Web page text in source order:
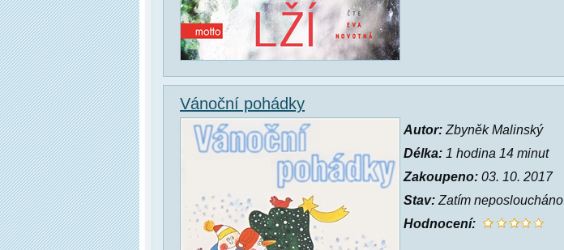
Vánoční pohádky
Autor: Zbyněk Malinský
Délka: 1 hodina 14 minut
Zakoupeno: 03. 10. 2017
Stav: Zatím neposloucháno
Hodnocení: